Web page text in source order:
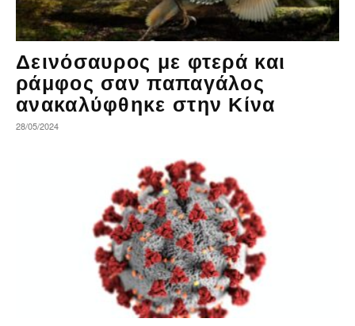
Δεινόσαυρος με φτερά και
ράμφος σαν παπαγάλος
ανακαλύφθηκε στην Κίνα
28/05/2024